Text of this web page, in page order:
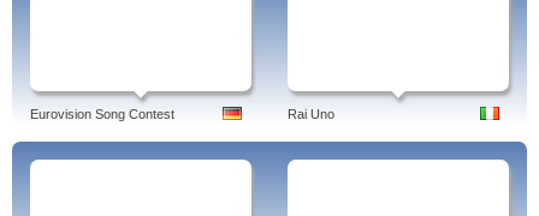
Eurovision Song Contest Rai Uno